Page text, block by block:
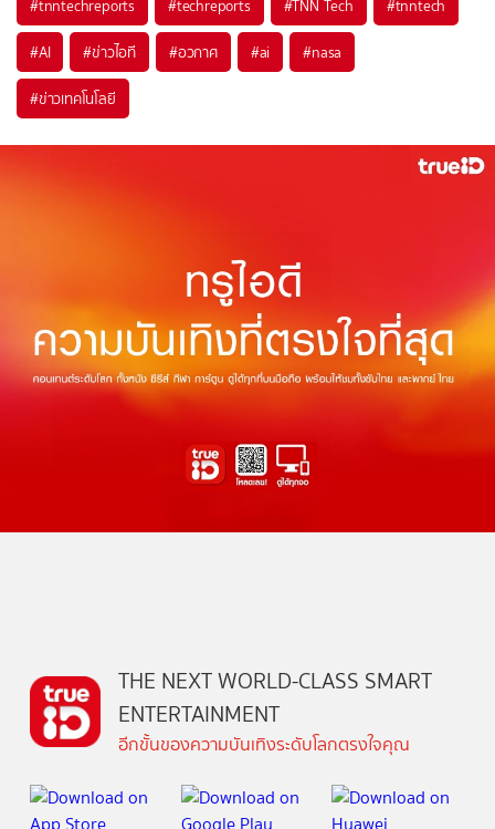
#tnntechreports #techreports #TNN Tech #tnntech
#AI #ข่าวไอที #อวกาศ #ai #nasa
#ข่าวเทคโนโลยี
THE NEXT WORLD-CLASS SMART
ENTERTAINMENT
อีกขั้นของความบันเทิงระดับโลกตรงใจคุณ